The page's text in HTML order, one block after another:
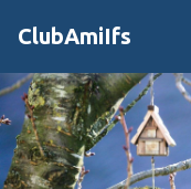
ClubAmiIfs